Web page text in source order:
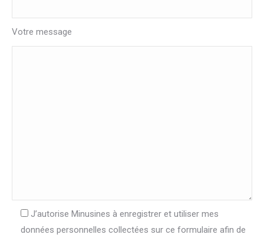
Votre message
J’autorise Minusines à enregistrer et utiliser mes
données personnelles collectées sur ce formulaire afin de